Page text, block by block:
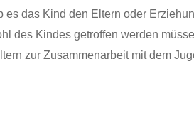
das Kind den Eltern oder
des Kindes getroffen werden
zur Zusammenarbeit mit dem